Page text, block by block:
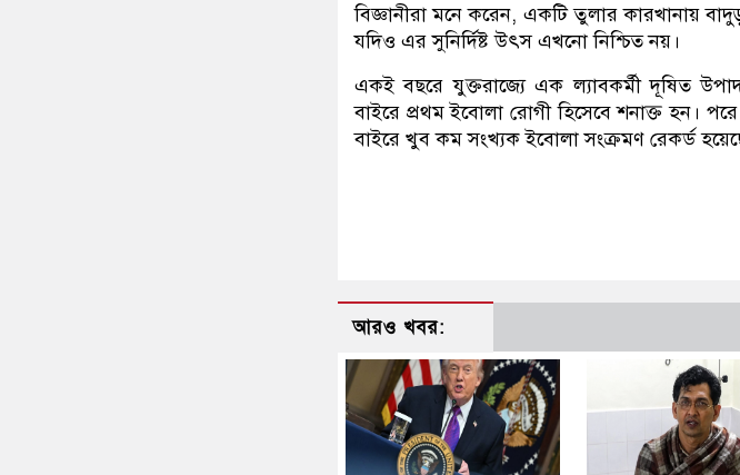
বিজ্ঞানীরা মনে করেন, একটি তুলার কারখানায়
যদিও এর সুনির্দিষ্ট উৎস এখনো নিশ্চিত নয়।
একই বছরে যুক্তরাজ্যে এক ল্যাবকর্মী দূষিত
বাইরে প্রথম ইবোলা রোগী হিসেবে শনাক্ত হন।
বাইরে খুব কম সংখ্যক ইবোলা সংক্রমণ রেকর্ড
আরও খবর: